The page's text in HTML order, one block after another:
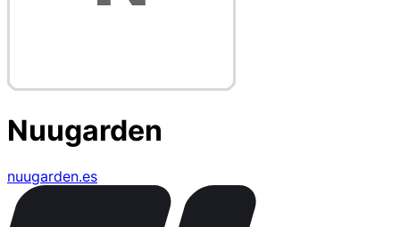
Nuugarden
nuugarden.es